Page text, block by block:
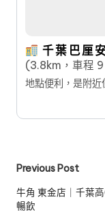
千葉巴厘
(3.8km，車程
地點便利，是附近
Post
Previous Post
牛角 東金店｜千葉
暢飲